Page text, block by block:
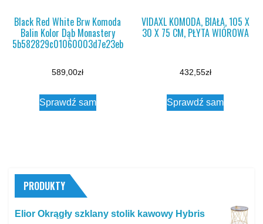
Black Red White Brw Komoda
Balin Kolor Dąb Monastery
5b582829c01060003d7e23eb
589,00zł
Sprawdź sam
VIDAXL KOMODA, BIAŁA, 105 X
30 X 75 CM, PŁYTA WIÓROWA
432,55zł
Sprawdź sam
PRODUKTY
Elior Okrągły szklany stolik kawowy Hybris